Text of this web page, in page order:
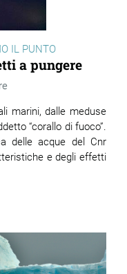
IL PUNTO
a pungere
marini, dalle meduse
“corallo di fuoco”.
delle acque del Cnr
e degli effetti